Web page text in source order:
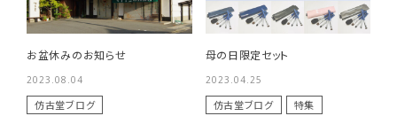
お盆休みのお知らせ
2023.08.04
仿古堂ブログ
母の日限定セット
2023.04.25
仿古堂ブログ 特集